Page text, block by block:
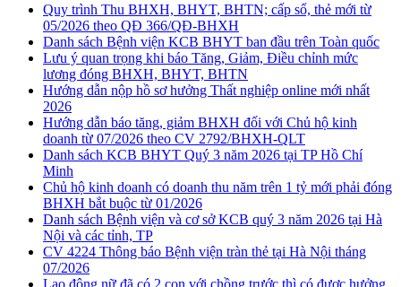
Quy trình Thu BHXH, BHYT, BHTN; cấp sổ, thẻ mới từ
05/2026 theo QĐ 366/QĐ-BHXH
Danh sách Bệnh viện KCB BHYT ban đầu trên Toàn quốc
Lưu ý quan trọng khi báo Tăng, Giảm, Điều chỉnh mức
lương đóng BHXH, BHYT, BHTN
Hướng dẫn nộp hồ sơ hưởng Thất nghiệp online mới nhất
2026
Hướng dẫn báo tăng, giảm BHXH đối với Chủ hộ kinh
doanh từ 07/2026 theo CV 2792/BHXH-QLT
Danh sách KCB BHYT Quý 3 năm 2026 tại TP Hồ Chí
Minh
Chủ hộ kinh doanh có doanh thu năm trên 1 tỷ mới phải đóng
BHXH bắt buộc từ 01/2026
Danh sách Bệnh viện và cơ sở KCB quý 3 năm 2026 tại Hà
Nội và các tỉnh, TP
CV 4224 Thông báo Bệnh viện tràn thẻ tại Hà Nội tháng
07/2026
Lao động nữ đã có 2 con với chồng trước thì có được hưởng